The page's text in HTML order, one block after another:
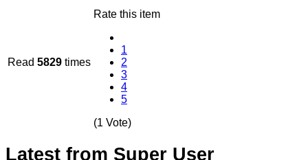
Read 5829 times
Rate this item
1
2
3
4
5
(1 Vote)
Latest from Super User